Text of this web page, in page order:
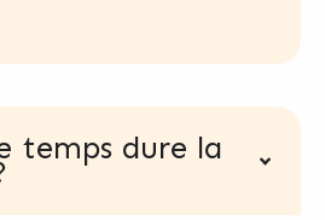
temps dure la